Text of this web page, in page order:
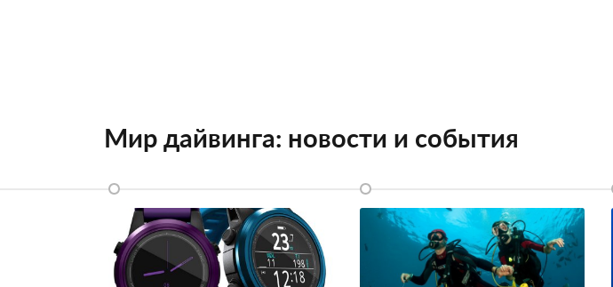
Мир дайвинга: новости и события